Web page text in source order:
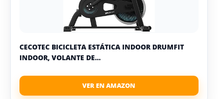
CECOTEC BICICLETA ESTÁTICA INDOOR DRUMFIT
INDOOR, VOLANTE DE...